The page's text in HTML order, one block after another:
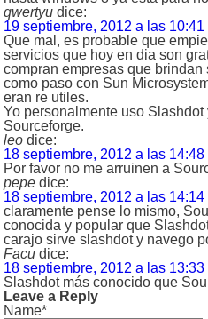
qwertyu dice:
19 septiembre, 2012 a las 10:41
Que mal, es probable que
servicios que hoy en dia son
compran empresas que
como paso con Sun
eran re utiles.
Yo personalmente uso
Sourceforge.
leo dice:
18 septiembre, 2012 a las 14:48
Por favor no me arruinen a
pepe dice:
18 septiembre, 2012 a las 14:14
claramente pense lo mismo,
conocida y popular que
carajo sirve slashdot y navego
Facu dice:
18 septiembre, 2012 a las 13:33
Slashdot más conocido que
Leave a Reply
Name*